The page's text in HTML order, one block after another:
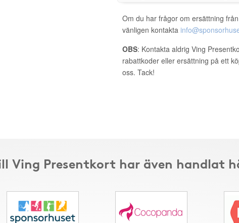
Om du har frågor om ersättning
vänligen kontakta
OBS: Kontakta aldrig Ving
rabattkoder eller ersättning på ett
oss. Tack!
Ving Presentkort har även handlat